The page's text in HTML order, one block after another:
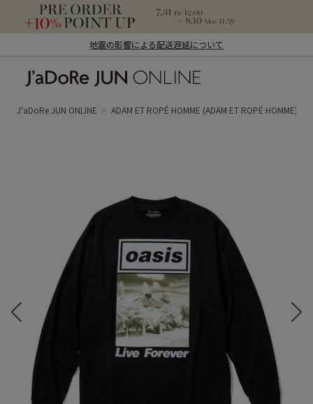
地震の影響による配送遅延について
ン オンライン）
J'aDoRe JUN ONLINE ADAM ET ROPÉ HOMME (ADAM ET ROPÉ HOMME)